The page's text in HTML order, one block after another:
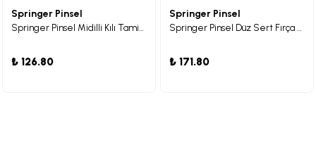
Springer Pinsel
Springer Pinsel Midilli Kılı Tamir Fırçası 08
₺ 126.80
Springer Pinsel
Springer Pinsel Düz Sert Fırça 25
₺ 171.80